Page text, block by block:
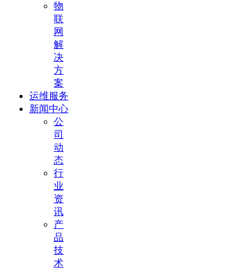
物
联
网
解
决
方
案
运维服务
新闻中心
公
司
动
态
行
业
资
讯
产
品
技
术